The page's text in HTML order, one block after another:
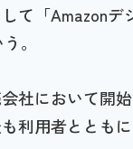
て「Amazonデ
。
社において開
利用者ととも